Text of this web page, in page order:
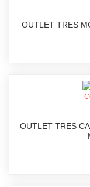
OUTLET TRES
OUTLET TRES